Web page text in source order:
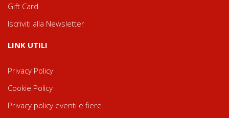
Gift Card
Iscriviti alla Newsletter
LINK UTILI
Privacy Policy
Cookie Policy
Privacy policy eventi e fiere